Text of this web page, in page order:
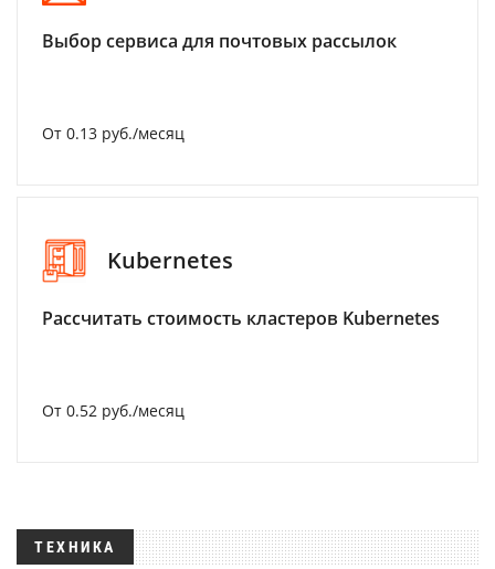
Выбор сервиса для почтовых рассылок
От 0.13 руб./месяц
Kubernetes
Рассчитать стоимость кластеров Kubernetes
От 0.52 руб./месяц
ТЕХНИКА